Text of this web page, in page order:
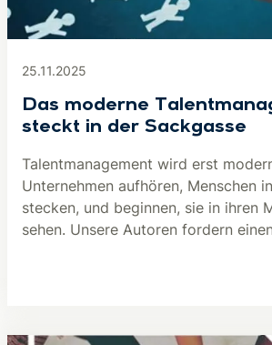
25.11.2025
Das moderne
steckt in der Sackgasse
Talentmanagement wird erst
Unternehmen aufhören, Menschen
stecken, und beginnen, sie in ihren
sehen. Unsere Autoren fordern